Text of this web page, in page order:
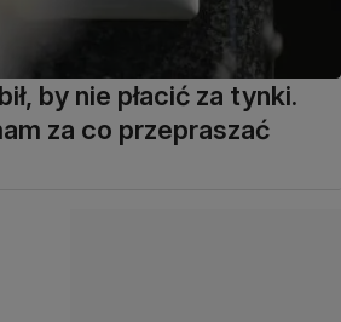
by nie płacić za tynki.
za co przepraszać